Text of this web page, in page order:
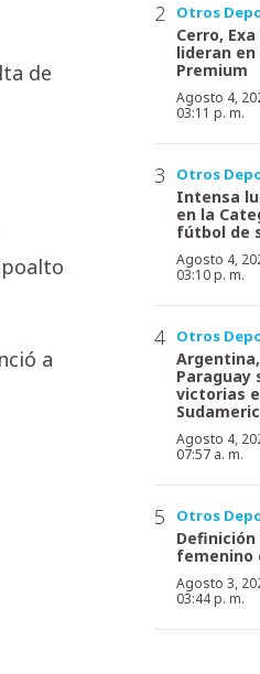
de
a
Otros
Cerro,
lideran
Premium
Agosto 4,
03:11 p. m.
Otros
Intensa
en la
fútbol de
Agosto 4,
03:10 p. m.
Otros
Paraguay
victorias
Agosto 4,
07:57 a. m.
Otros
femenino
Agosto 3,
03:44 p. m.